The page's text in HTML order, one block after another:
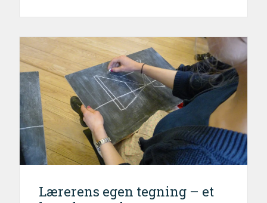
Lærerens egen tegning – et